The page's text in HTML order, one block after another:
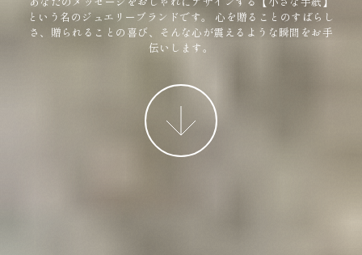
という名のジュエリーブランドです。
心を贈ることのすばらし
さ、贈られることの喜び、そんな心が震えるような瞬間をお手
伝いします。